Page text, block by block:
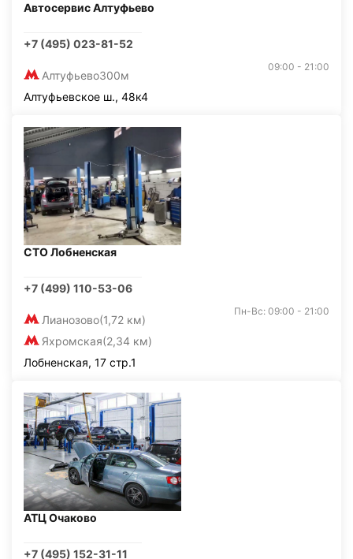
Автосервис Алтуфьево
+7 (495) 023-81-52
Алтуфьево300м
09:00 - 21:00
Алтуфьевское ш., 48к4
СТО Лобненская
+7 (499) 110-53-06
Лианозово(1,72 км)
Яхромская(2,34 км)
Пн-Вс: 09:00 - 21:00
Лобненская, 17 стр.1
АТЦ Очаково
+7 (495) 152-31-11